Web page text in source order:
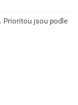
Prioritou jsou podle